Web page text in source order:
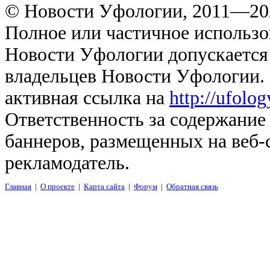
© Новости Уфологии,
Полное или частичное
Новости Уфологии
владельцев Новости
активная ссылка на http://
Ответственность за
баннеров, размещенных на
рекламодатель.
Главная | О проекте | Карта сайта | Форум | Обратная связь